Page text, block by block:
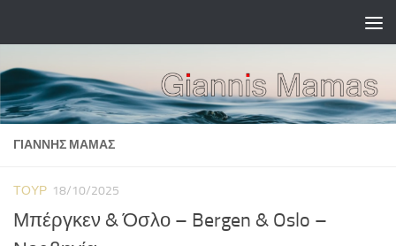
ΓΙΆΝΝΗΣ ΜΑΜΆΣ
ΤΟΎΡ 18/10/2025
Μπέργκεν & Όσλο – Bergen & Oslo –